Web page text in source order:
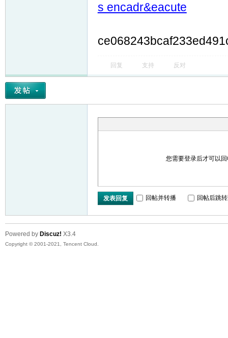
s encadr&eacute
回复 支持 反对
您需要登录后才可以
发表回复 回帖并转播 回帖后跳
Powered by Discuz! X3.4
Copyright © 2001-2021, Tencent Cloud.